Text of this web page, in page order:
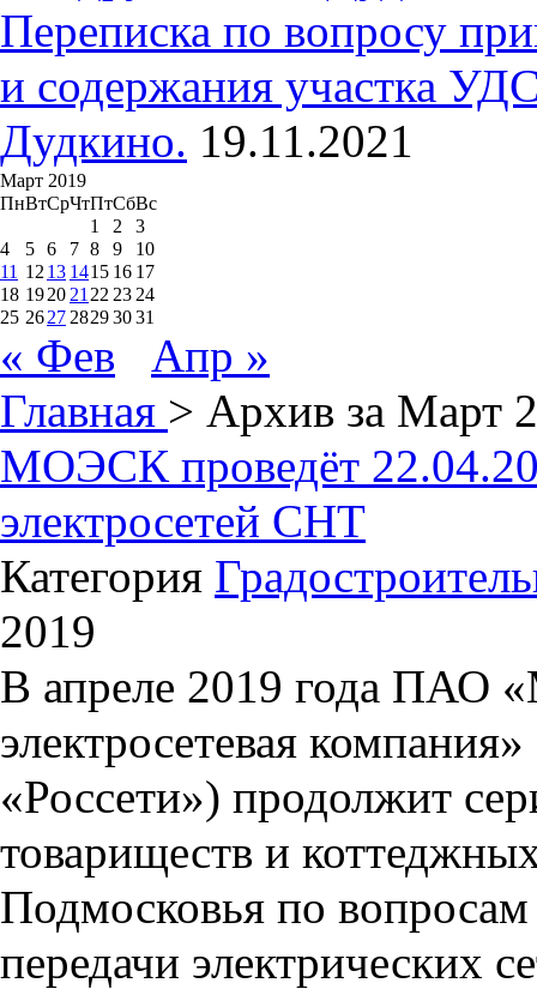
Переписка по вопросу
и содержания участка
Дудкино. 19.11.2021
Март 2019
ПнВтСрЧтПтСбВс
1
2
3
4
5 6 7 8 9
10
11 12 13 1415 16 17
18 1920 21 22 23 24
25 2627 28293031
« Фев
Апр »
Главная > Архив за Март
МОЭСК проведёт
электросетей СНТ
Категория
2019
В апреле 2019 года ПАО
электросетевая
«Россети») продолжит
товариществ и
Подмосковья по
передачи электрических